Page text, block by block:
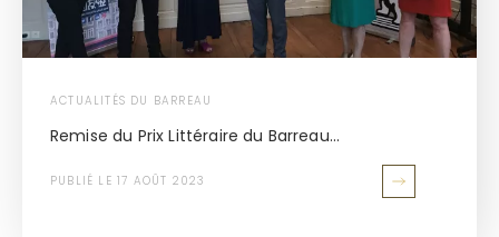
ACTUALITÉS DU BARREAU
Remise du Prix Littéraire du Barreau...
PUBLIÉ LE 17 AOÛT 2023